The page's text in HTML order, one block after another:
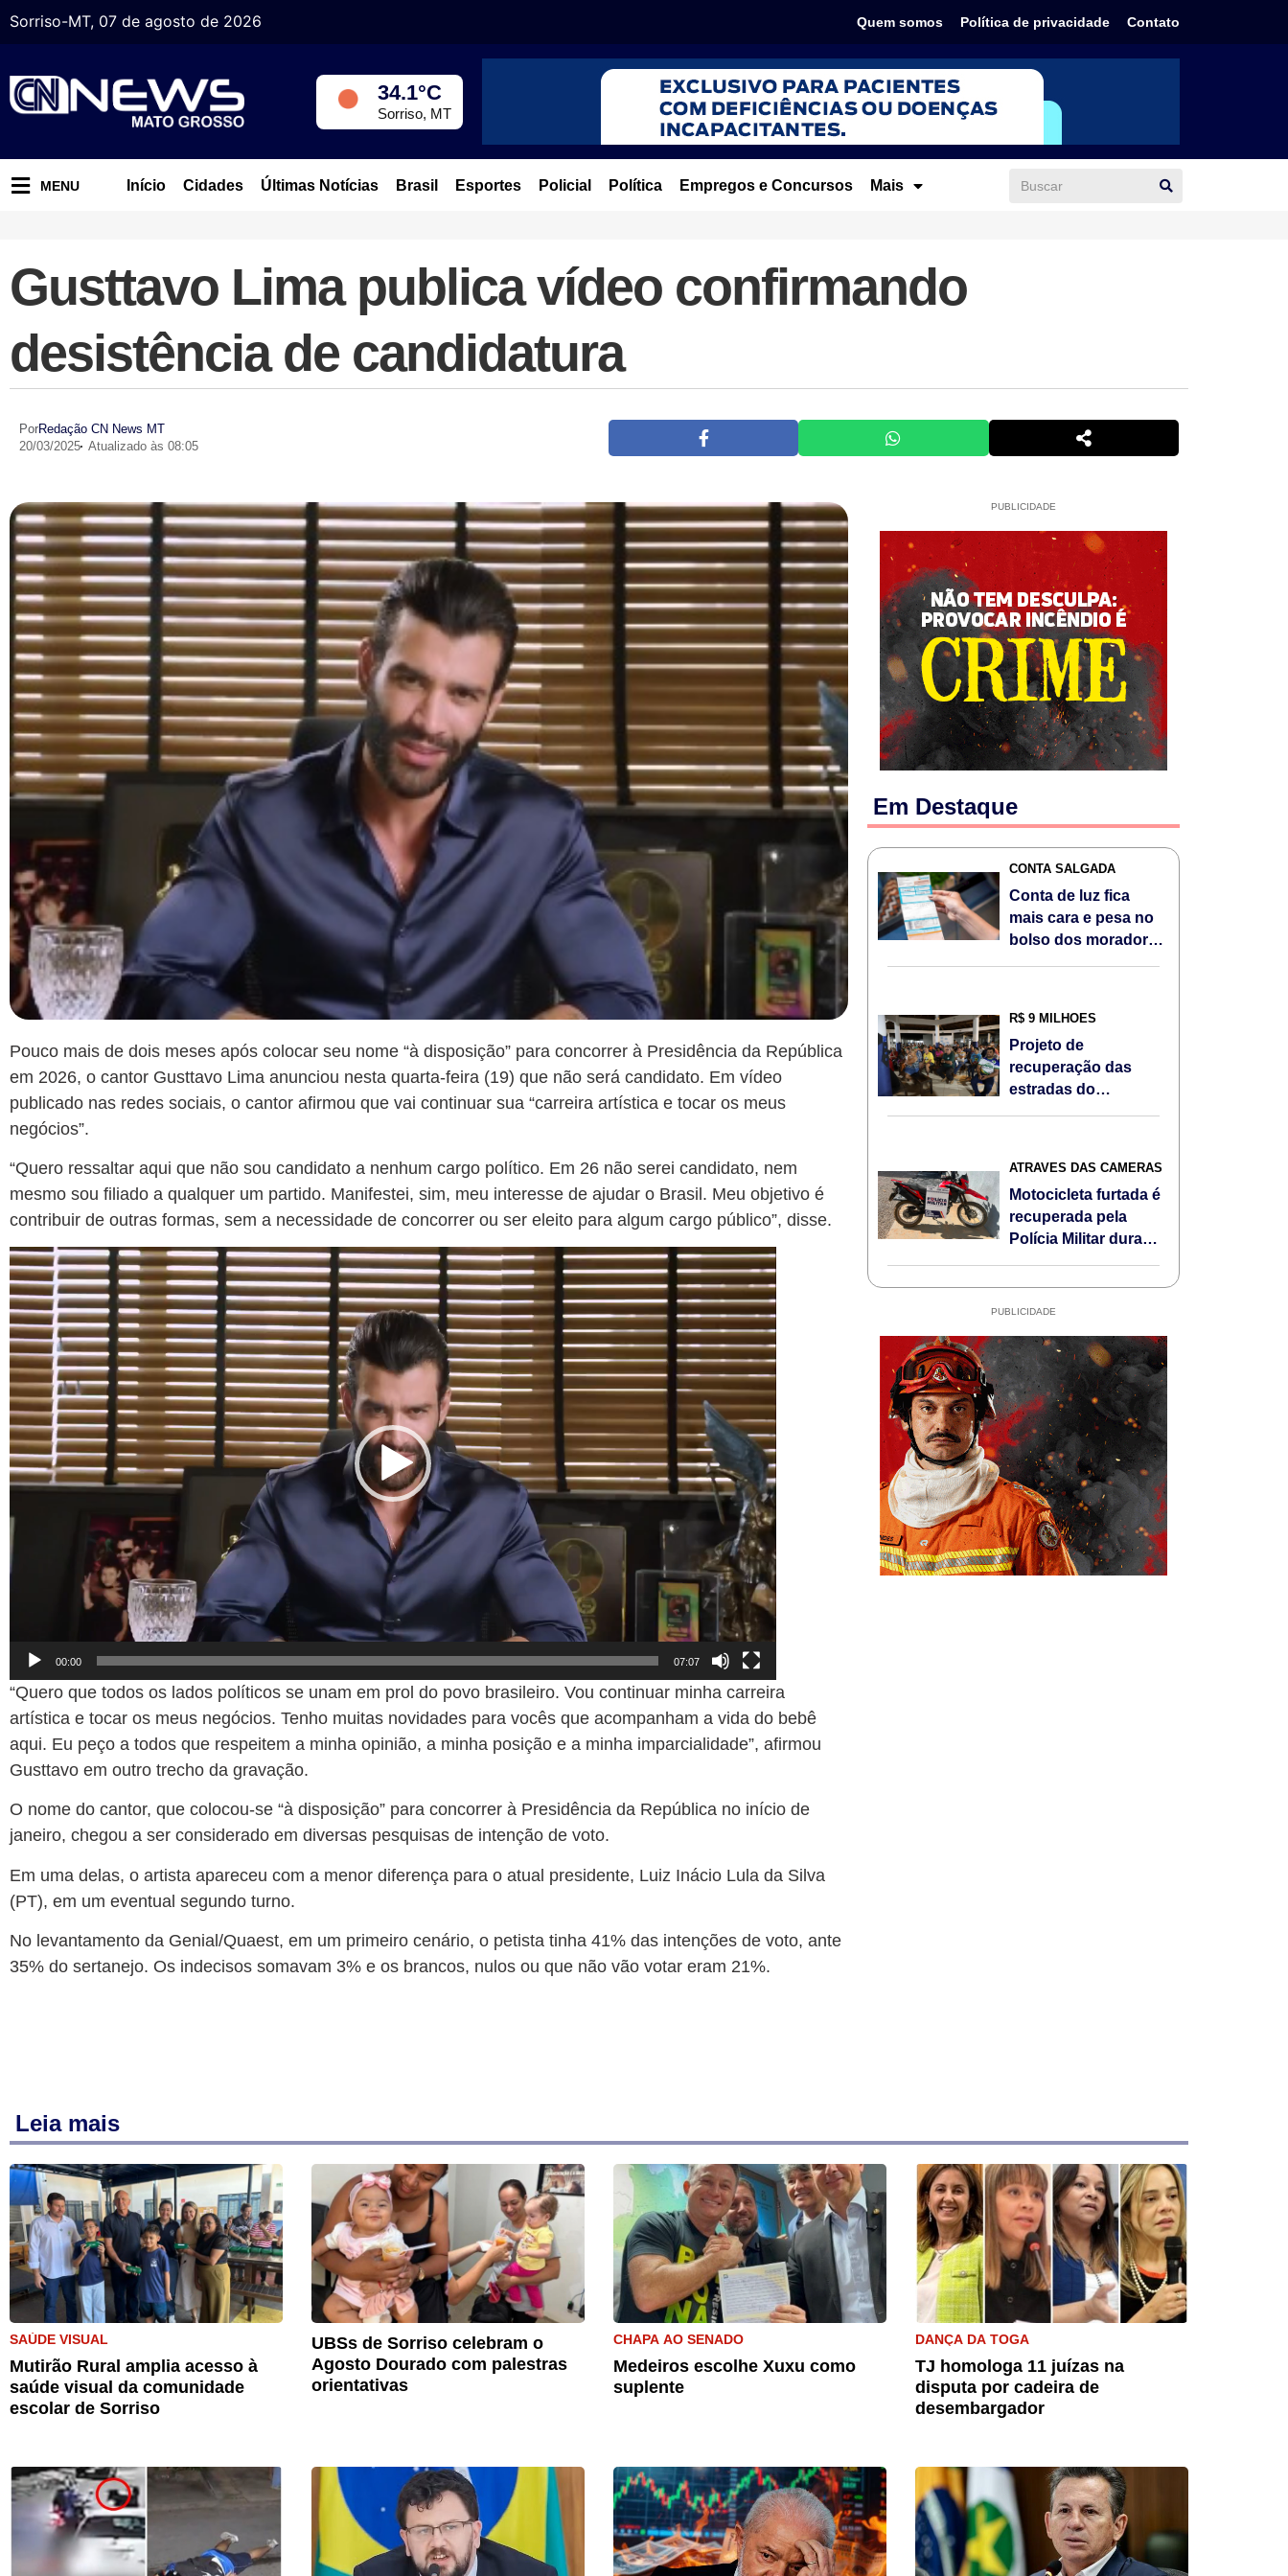
Sorriso-MT, 07 de agosto de 2026 Quem somos Política de privacidade Contato
34.1°C
Sorriso, MT
MENU Início Cidades Últimas Notícias Brasil Esportes Policial Política Empregos e Concursos Mais
Gusttavo Lima publica vídeo confirmando
desistência de candidatura
PorRedação CN News MT
20/03/2025 Atualizado às 08:05
Pouco mais de dois meses após colocar seu nome “à disposição” para concorrer à Presidência da República
em 2026, o cantor Gusttavo Lima anunciou nesta quarta-feira (19) que não será candidato. Em vídeo
publicado nas redes sociais, o cantor afirmou que vai continuar sua “carreira artística e tocar os meus
negócios”.
“Quero ressaltar aqui que não sou candidato a nenhum cargo político. Em 26 não serei candidato, nem
mesmo sou filiado a qualquer um partido. Manifestei, sim, meu interesse de ajudar o Brasil. Meu objetivo é
contribuir de outras formas, sem a necessidade de concorrer ou ser eleito para algum cargo público”, disse.
Tocador
de
vídeo
00:00 07:07
“Quero que todos os lados políticos se unam em prol do povo brasileiro. Vou continuar minha carreira
artística e tocar os meus negócios. Tenho muitas novidades para vocês que acompanham a vida do bebê
aqui. Eu peço a todos que respeitem a minha opinião, a minha posição e a minha imparcialidade”, afirmou
Gusttavo em outro trecho da gravação.
O nome do cantor, que colocou-se “à disposição” para concorrer à Presidência da República no início de
janeiro, chegou a ser considerado em diversas pesquisas de intenção de voto.
Em uma delas, o artista apareceu com a menor diferença para o atual presidente, Luiz Inácio Lula da Silva
(PT), em um eventual segundo turno.
No levantamento da Genial/Quaest, em um primeiro cenário, o petista tinha 41% das intenções de voto, ante
35% do sertanejo. Os indecisos somavam 3% e os brancos, nulos ou que não vão votar eram 21%.
PUBLICIDADE
Em Destaque
CONTA SALGADA
Conta de luz fica
mais cara e pesa no
bolso dos moradores
R$ 9 MILHÕES
Projeto de
recuperação das
estradas do
comunidade
ATRAVÉS DAS CÂMERAS
Motocicleta furtada é
recuperada pela
Polícia Militar durante
PUBLICIDADE
Leia mais
SAÚDE VISUAL
Mutirão Rural amplia acesso à
saúde visual da comunidade
escolar de Sorriso
UBSs de Sorriso celebram o
Agosto Dourado com palestras
orientativas
CHAPA AO SENADO
Medeiros escolhe Xuxu como
suplente
DANÇA DA TOGA
TJ homologa 11 juízas na
disputa por cadeira de
desembargador